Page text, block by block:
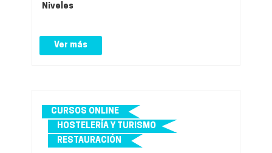
Niveles
Ver más
CURSOS ONLINE
HOSTELERÍA Y TURISMO
RESTAURACIÓN